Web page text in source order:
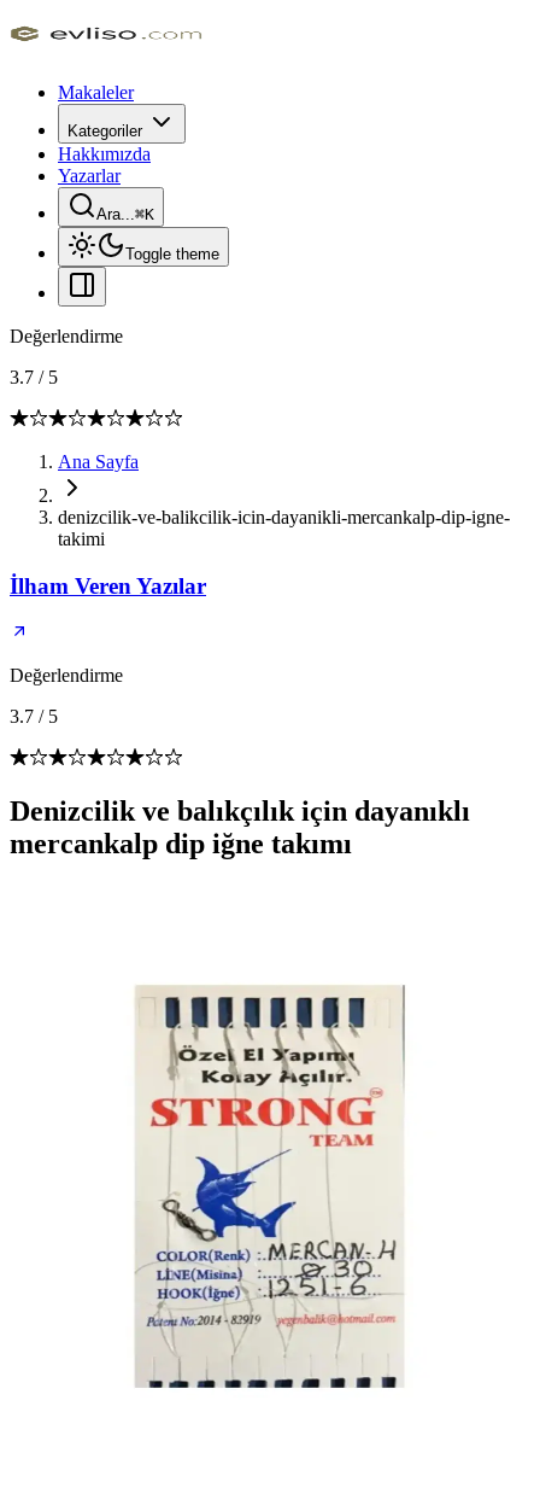
Makaleler
Kategoriler
Hakkımızda
Yazarlar
Ara...⌘K
Toggle theme
Değerlendirme
3.7 / 5
Ana Sayfa
denizcilik-ve-balikcilik-icin-dayanikli-mercankalp-dip-igne-
takimi
İlham Veren Yazılar
Değerlendirme
3.7 / 5
Denizcilik ve balıkçılık için dayanıklı
mercankalp dip iğne takımı